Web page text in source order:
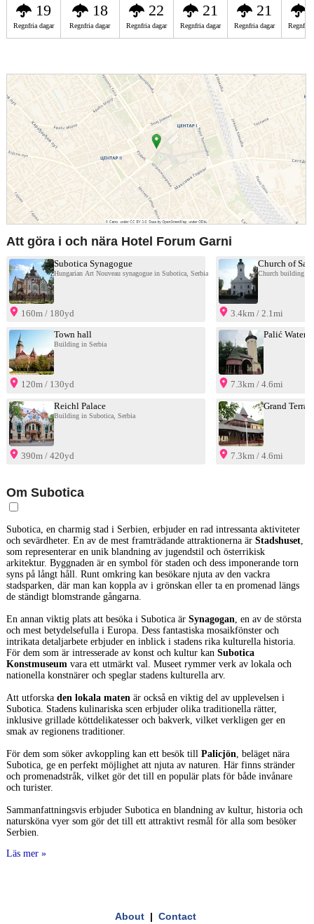
19
Regnfria dagar
18
Regnfria dagar
22
Regnfria dagar
21
Regnfria dagar
21
Regnfria dagar Regnfria
Att göra i och nära Hotel Forum Garni
Subotica Synagogue
Hungarian Art Nouveau synagogue in Subotica, Serbia
160m / 180yd
Town hall
Building in Serbia
120m / 130yd
Reichl Palace
Building in Subotica, Serbia
390m / 420yd
Church of
Church building in
3.4km / 2.1mi
Palić Water
7.3km / 4.6mi
Grand
7.3km / 4.6mi
Om Subotica
Subotica, en charmig stad i Serbien, erbjuder en rad intressanta aktiviteter
och sevärdheter. En av de mest framträdande attraktionerna är Stadshuset,
som representerar en unik blandning av jugendstil och österrikisk
arkitektur. Byggnaden är en symbol för staden och dess imponerande torn
syns på långt håll. Runt omkring kan besökare njuta av den vackra
stadsparken, där man kan koppla av i grönskan eller ta en promenad längs
de ständigt blomstrande gångarna.
En annan viktig plats att besöka i Subotica är Synagogan, en av de största
och mest betydelsefulla i Europa. Dess fantastiska mosaikfönster och
intrikata detaljarbete erbjuder en inblick i stadens rika kulturella historia.
För dem som är intresserade av konst och kultur kan Subotica
Konstmuseumvara ett utmärkt val. Museet rymmer verk av lokala och
nationella konstnärer och speglar stadens kulturella arv.
Att utforska den lokala matenär också en viktig del av upplevelsen i
Subotica. Stadens kulinariska scen erbjuder olika traditionella rätter,
inklusive grillade köttdelikatesser och bakverk, vilket verkligen ger en
smak av regionens traditioner.
För dem som söker avkoppling kan ett besök till Palicjön, beläget nära
Subotica, ge en perfekt möjlighet att njuta av naturen. Här finns stränder
och promenadstråk, vilket gör det till en populär plats för både invånare
och turister.
Sammanfattningsvis erbjuder Subotica en blandning av kultur, historia och
natursköna vyer som gör det till ett attraktivt resmål för alla som besöker
Serbien.
Läs mer »
About| Contact